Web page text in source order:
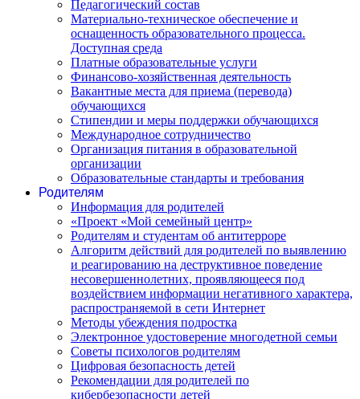
Педагогический состав
Материально-техническое обеспечение и
оснащенность образовательного процесса.
Доступная среда
Платные образовательные услуги
Финансово-хозяйственная деятельность
Вакантные места для приема (перевода)
обучающихся
Стипендии и меры поддержки обучающихся
Международное сотрудничество
Организация питания в образовательной
организации
Образовательные стандарты и требования
Родителям
Информация для родителей
«Проект «Мой семейный центр»
Родителям и студентам об антитерроре
Алгоритм действий для родителей по выявлению
и реагированию на деструктивное поведение
несовершеннолетних, проявляющееся под
воздействием информации негативного характера,
распространяемой в сети Интернет
Методы убеждения подростка
Электронное удостоверение многодетной семьи
Советы психологов родителям
Цифровая безопасность детей
Рекомендации для родителей по
кибербезопасности детей